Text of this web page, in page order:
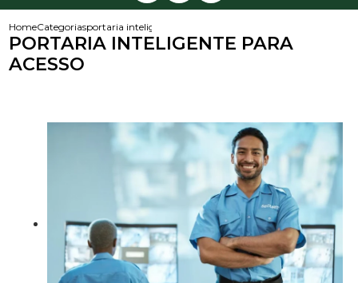
HomeCategoriasportaria inteligente para acesso
PORTARIA INTELIGENTE PARA
ACESSO